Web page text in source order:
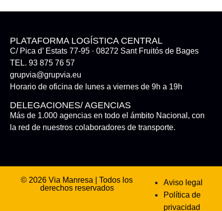
PLATAFORMA LOGÍSTICA CENTRAL
C/ Pica d’ Estats 77-95 · 08272 Sant Fruitós de Bages
TEL. 93 875 76 57
grupvia@grupvia.eu
Horario de oficina de lunes a viernes de 9h a 19h
DELEGACIONES/ AGENCIAS
Más de 1.000 agencias en todo el ámbito Nacional, con
la red de nuestros colaboradores de transporte.
© 2026 Via Manresa | Todos los
derechos reservados
Aviso legal
Política de
privacidad